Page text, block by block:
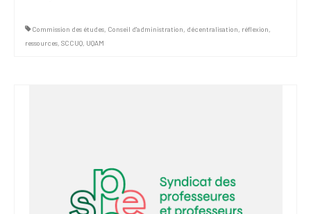
Commission des études, Conseil d'administration, décentralisation, réflexion,
ressources, SCCUQ, UQAM